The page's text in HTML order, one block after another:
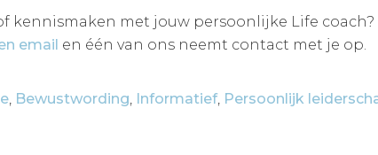
kennismaken met jouw persoonlijke Life coach?
email en één van ons neemt contact met je op.
, Bewustwording, Informatief, Persoonlijk